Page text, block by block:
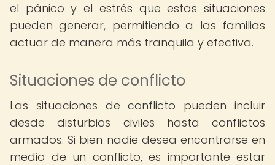
el pánico y el estrés que estas situaciones
pueden generar, permitiendo a las familias
actuar de manera más tranquila y efectiva.
Situaciones de conflicto
Las situaciones de conflicto pueden incluir
desde disturbios civiles hasta conflictos
armados. Si bien nadie desea encontrarse en
medio de un conflicto, es importante estar